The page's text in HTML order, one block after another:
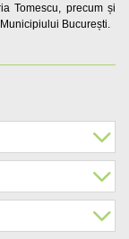
Tomescu, precum și
București.